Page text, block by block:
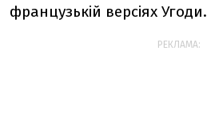
французькій версіях Угоди.
РЕКЛАМА: